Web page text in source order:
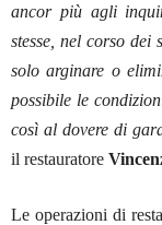
ancor più agli
stesse, nel corso dei
solo arginare o
possibile le
così al dovere di
il restauratore
Le operazioni di